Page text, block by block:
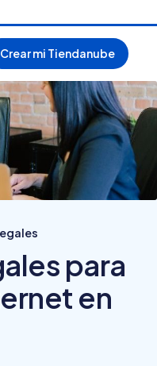
Crear mi Tiendanube
para
en